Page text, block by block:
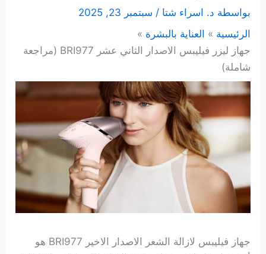
بواسطة د. اسراء شتا/ سبتمبر 23, 2025
الرئيسية
العناية بالبشرة
جهاز ليزر فيليبس الاصدار الثاني عشر BRI977 (مراجعة
شاملة)
جهاز فيليبس لازالة الشعر الاصدار الاخير BRI977 هو